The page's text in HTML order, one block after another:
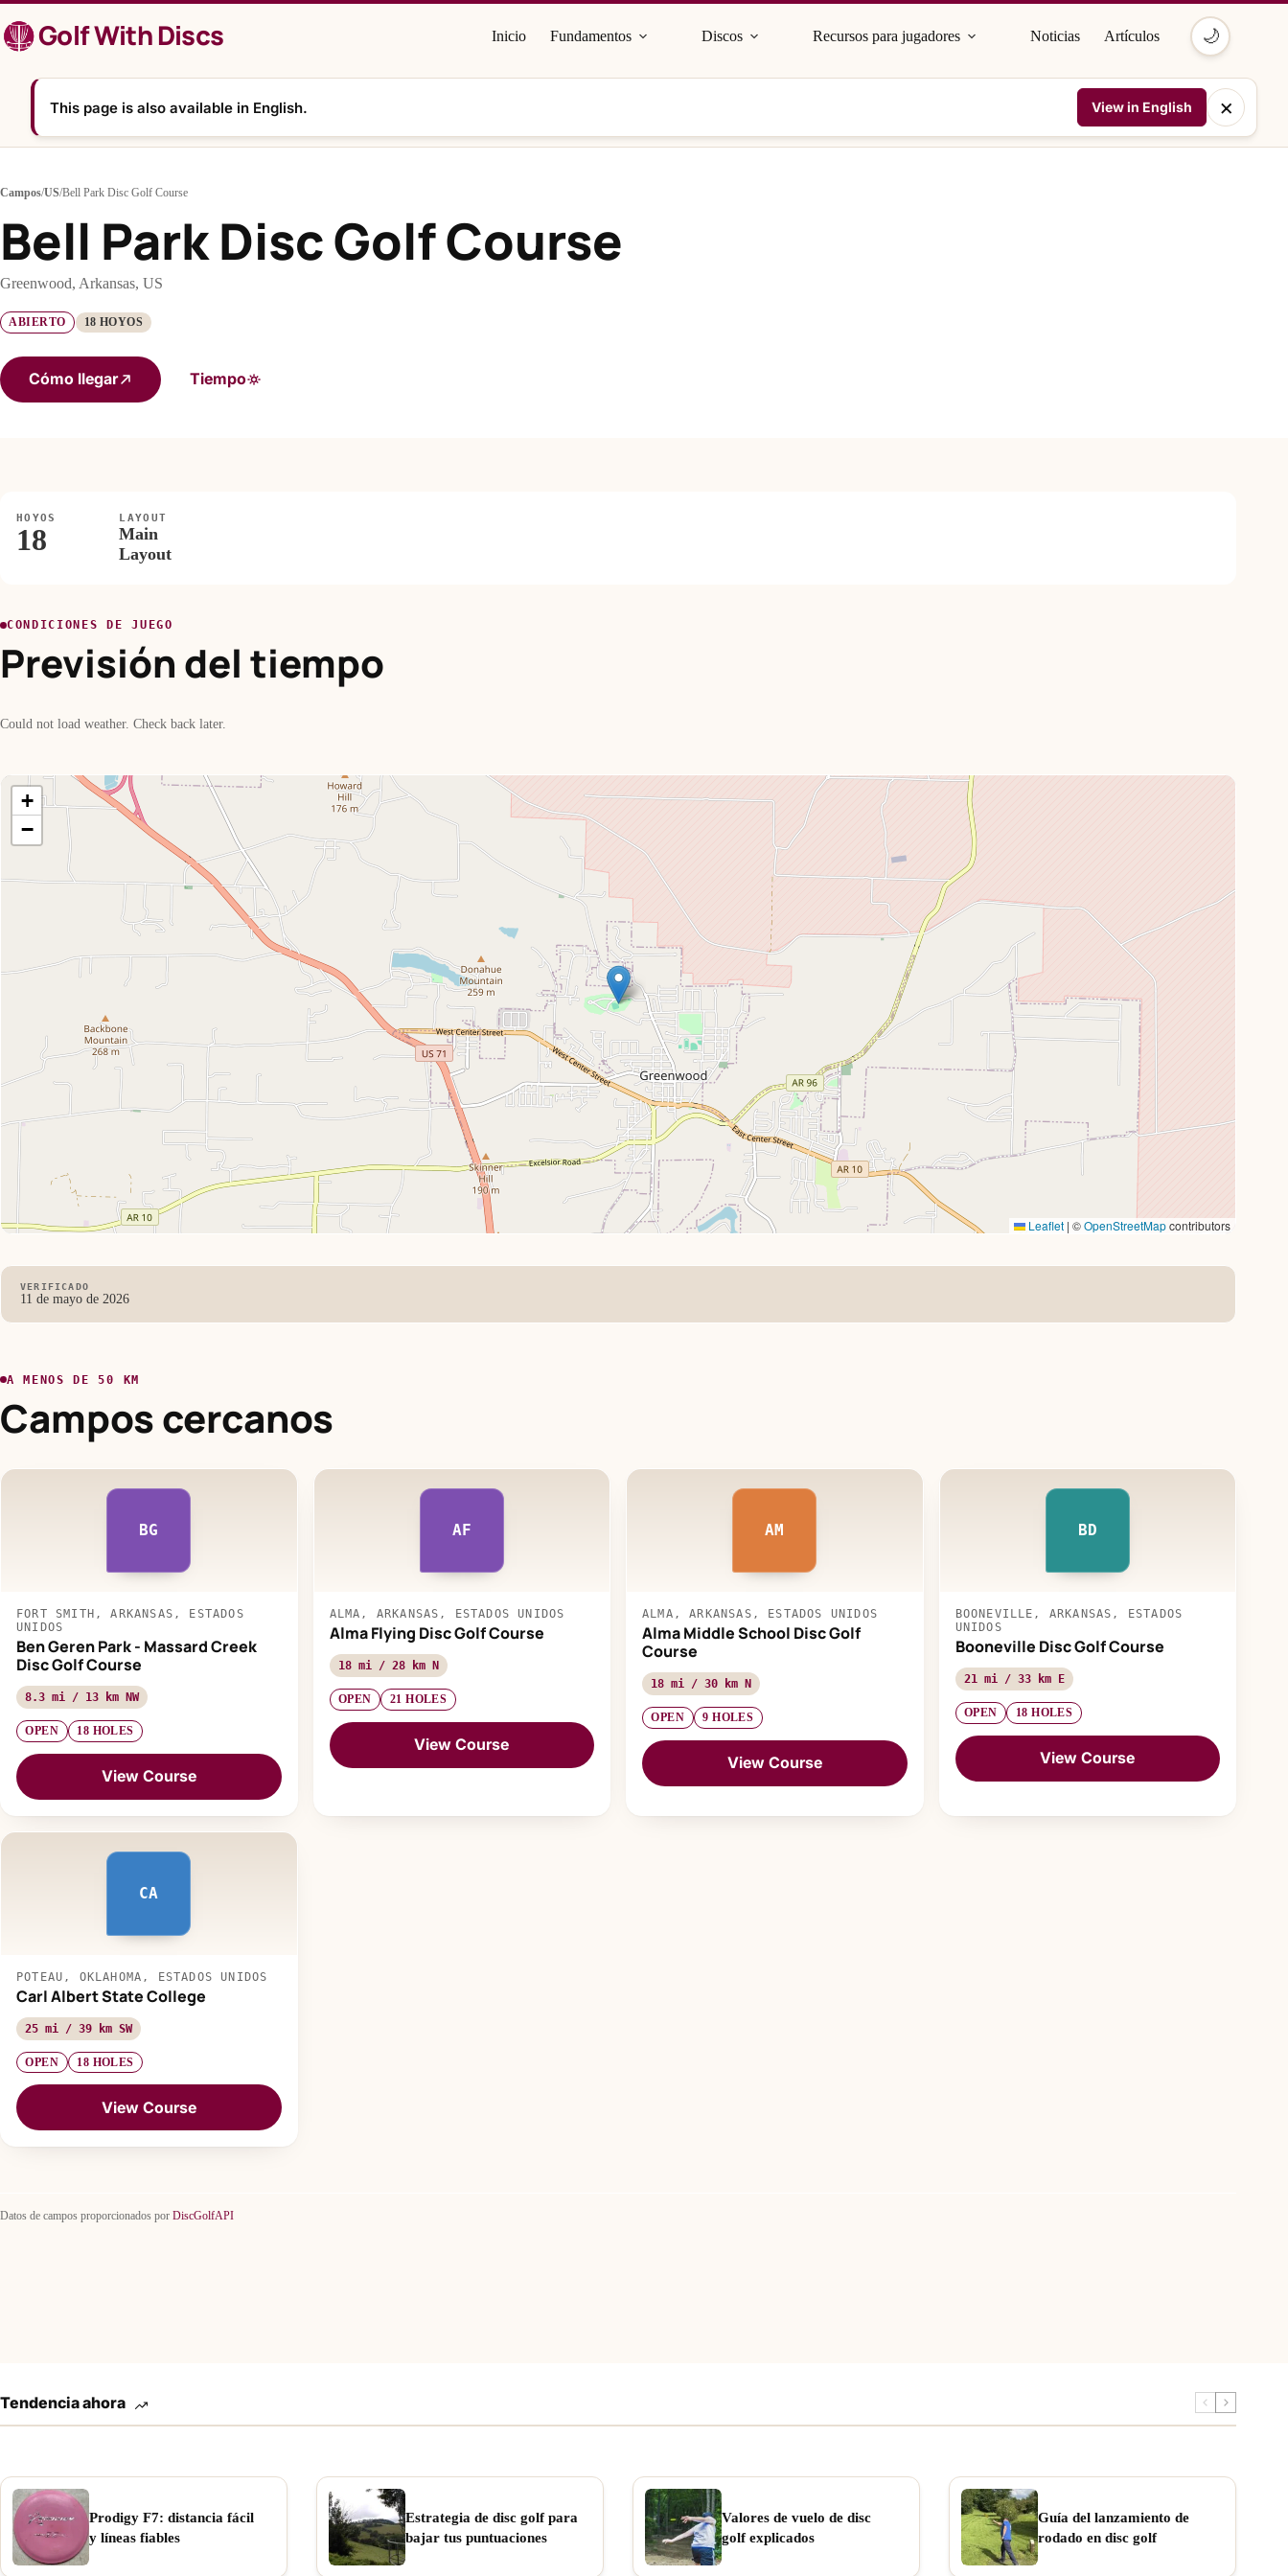
al
contenidoGolf With Discs Inicio Fundamentos Discos Recursos para jugadores Noticias Artículos 🌙
This page is also available in English. View in English ×
Campos/US/Bell Park Disc Golf Course
Bell Park Disc Golf Course
Greenwood, Arkansas, US
ABIERTO 18 HOYOS
Cómo llegar Tiempo
HOYOS
18
LAYOUT
Main
Layout
CONDICIONES DE JUEGO
Previsión del tiempo
Could not load weather. Check back later.
+
−
Leaflet | ©OpenStreetMapcontributors
VERIFICADO
11 de mayo de 2026
A MENOS DE 50 KM
Campos cercanos
BG
FORT SMITH, ARKANSAS, ESTADOS
UNIDOS
Ben Geren Park - Massard Creek
Disc Golf Course
8.3 mi / 13 km NW
OPEN 18 HOLES
View Course
AF
ALMA, ARKANSAS, ESTADOS UNIDOS
Alma Flying Disc Golf Course
18 mi / 28 km N
OPEN 21 HOLES
View Course
AM
ALMA, ARKANSAS, ESTADOS UNIDOS
Alma Middle School Disc Golf
Course
18 mi / 30 km N
OPEN 9 HOLES
View Course
BD
BOONEVILLE, ARKANSAS, ESTADOS
UNIDOS
Booneville Disc Golf Course
21 mi / 33 km E
OPEN 18 HOLES
View Course
CA
POTEAU, OKLAHOMA, ESTADOS UNIDOS
Carl Albert State College
25 mi / 39 km SW
OPEN 18 HOLES
View Course
Datos de campos proporcionados por DiscGolfAPI
Tendencia ahora
Prodigy F7: distancia fácil
y líneas fiables
Estrategia de disc golf para
bajar tus puntuaciones
Valores de vuelo de disc
golf explicados
Guía del lanzamiento de
rodado en disc golf